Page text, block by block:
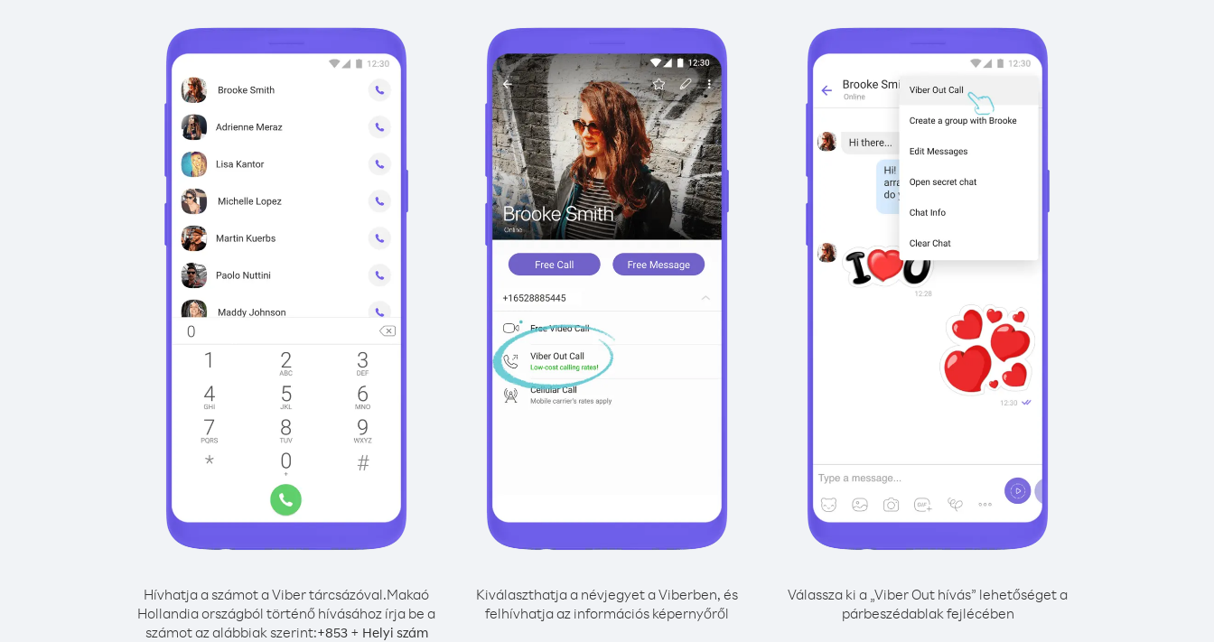
Hívhatja a számot a Viber tárcsázóval.Makaó
Hollandia országból történő hívásához írja be a
számot az alábbiak szerint:+853+ Helyi szám
Kiválaszthatja a névjegyet a Viberben, és
felhívhatja az információs képernyőről
Válassza ki a „Viber Out hívás” lehetőséget a
párbeszédablak fejlécében